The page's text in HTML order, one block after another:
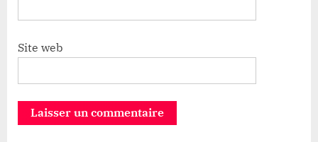
Site web